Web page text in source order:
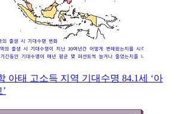
아태 고소득 지역 기대수명 84.1세 ‘아